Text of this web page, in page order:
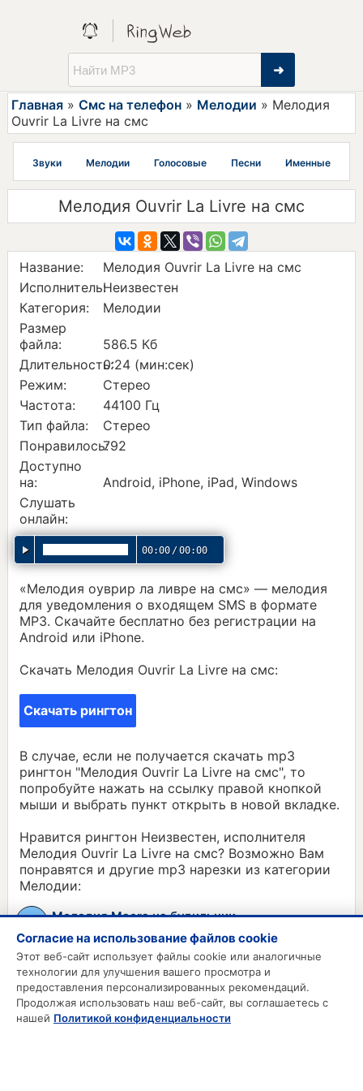
➜
Главная »Смс на телефон » Мелодии » Мелодия
Ouvrir La Livre на смс
Звуки Мелодии Голосовые Песни Именные
Мелодия Ouvrir La Livre на смс
Название:
Мелодия Ouvrir La Livre на смс
Исполнитель:Неизвестен
Категория:
Мелодии
Размер
файла:
586.5 Кб
Длительность:0:24 (мин:сек)
Режим:
Стерео
Частота:
44100 Гц
Тип файла:
Стерео
Понравилось:792
Доступно
на:
Android, iPhone, iPad, Windows
Слушать
онлайн:
00:00/00:00
«Мелодия оуврир ла ливре на смс» — мелодия
для уведомления о входящем SMS в формате
MP3. Скачайте бесплатно без регистрации на
Android или iPhone.
Скачать Мелодия Ouvrir La Livre на смс:
Скачать рингтон
В случае, если не получается скачать mp3
рингтон "Мелодия Ouvrir La Livre на смс", то
попробуйте нажать на ссылку правой кнопкой
мыши и выбрать пункт открыть в новой вкладке.
Нравится рингтон Неизвестен, исполнителя
Мелодия Ouvrir La Livre на смс? Возможно Вам
понравятся и другие mp3 нарезки из категории
Мелодии:
Мелодия Maera на будильник
Мелодия Exmag Squeeze на смс
MP3 РИНГТОНЫ
Согласие на использование файлов cookie
Этот веб-сайт использует файлы cookie или аналогичные
технологии для улучшения вашего просмотра и
предоставления персонализированных рекомендаций.
Продолжая использовать наш веб-сайт, вы соглашаетесь с
нашей Политикой конфиденциальности